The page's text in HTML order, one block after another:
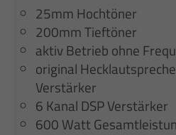
25mm Hochtöner
200mm Tieftöner
aktiv Betrieb ohne
original
Verstärker
6 Kanal DSP Verstärker
600 Watt